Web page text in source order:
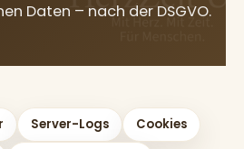
Daten – nach der DSGVO.
Server-Logs
Cookies